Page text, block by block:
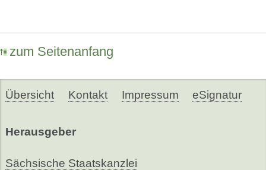
zum Seitenanfang
Übersicht Kontakt Impressum eSignatur
Herausgeber
Sächsische Staatskanzlei